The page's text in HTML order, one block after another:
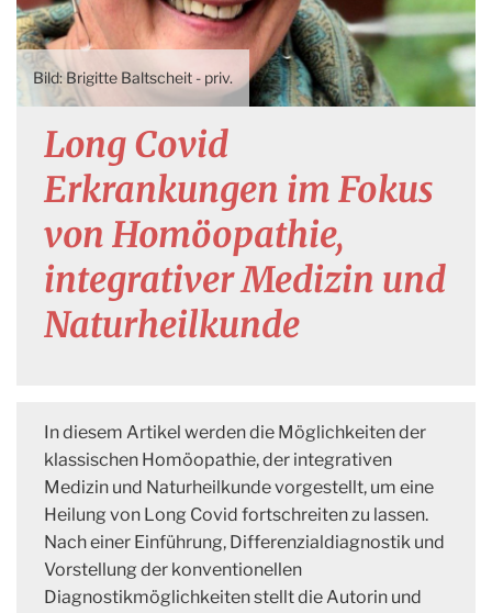
Brigitte Baltscheit - priv.
Long Covid
Erkrankungen im Fokus
von Homöopathie,
integrativer Medizin und
Naturheilkunde
In diesem Artikel werden die Möglichkeiten der
klassischen Homöopathie, der integrativen
Medizin und Naturheilkunde vorgestellt, um eine
Heilung von Long Covid fortschreiten zu lassen.
Nach einer Einführung, Differenzialdiagnostik und
Vorstellung der konventionellen
Diagnostikmöglichkeiten stellt die Autorin und